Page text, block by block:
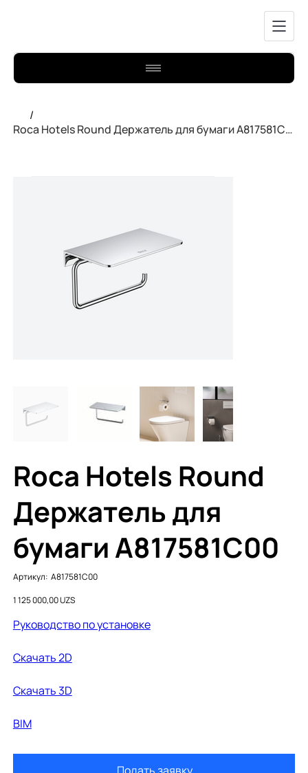
/
Roca Hotels Round Держатель для бумаги A817581C00
Roca Hotels Round
Держатель для
бумаги A817581C00
Артикул:
Артикул:
A817581C00
A817581C00
Цена
1 125 000,00 UZS
Руководство по установке
Cкачать 2D
Cкачать 3D
BIM
Подать заявку